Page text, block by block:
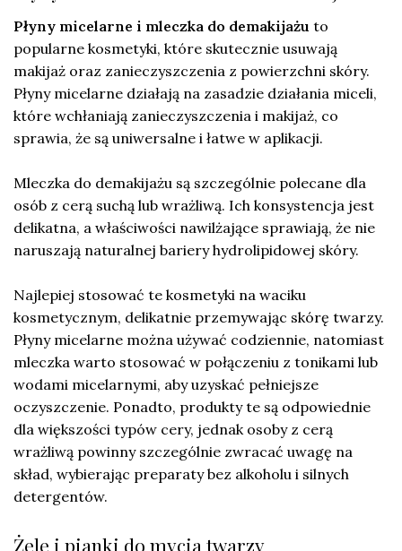
Płyny micelarne i mleczka do demakijażu to
popularne kosmetyki, które skutecznie usuwają
makijaż oraz zanieczyszczenia z powierzchni skóry.
Płyny micelarne działają na zasadzie działania miceli,
które wchłaniają zanieczyszczenia i makijaż, co
sprawia, że są uniwersalne i łatwe w aplikacji.
Mleczka do demakijażu są szczególnie polecane dla
osób z cerą suchą lub wrażliwą. Ich konsystencja jest
delikatna, a właściwości nawilżające sprawiają, że nie
naruszają naturalnej bariery hydrolipidowej skóry.
Najlepiej stosować te kosmetyki na waciku
kosmetycznym, delikatnie przemywając skórę twarzy.
Płyny micelarne można używać codziennie, natomiast
mleczka warto stosować w połączeniu z tonikami lub
wodami micelarnymi, aby uzyskać pełniejsze
oczyszczenie. Ponadto, produkty te są odpowiednie
dla większości typów cery, jednak osoby z cerą
wrażliwą powinny szczególnie zwracać uwagę na
skład, wybierając preparaty bez alkoholu i silnych
detergentów.
Żele i pianki do mycia twarzy